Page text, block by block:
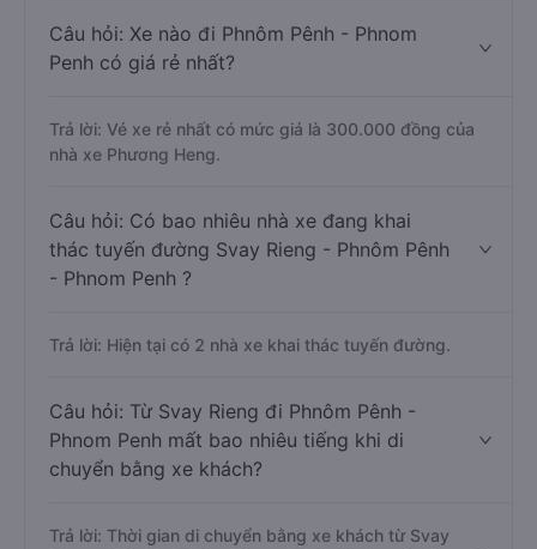
Câu hỏi: Xe nào đi Phnôm Pênh - Phnom
Penh có giá rẻ nhất?
Trả lời: Vé xe rẻ nhất có mức giá là 300.000 đồng của
nhà xe Phương Heng.
Câu hỏi: Có bao nhiêu nhà xe đang khai
thác tuyến đường Svay Rieng - Phnôm Pênh
- Phnom Penh ?
Trả lời: Hiện tại có 2 nhà xe khai thác tuyến đường.
Câu hỏi: Từ Svay Rieng đi Phnôm Pênh -
Phnom Penh mất bao nhiêu tiếng khi di
chuyển bằng xe khách?
Trả lời: Thời gian di chuyển bằng xe khách từ Svay